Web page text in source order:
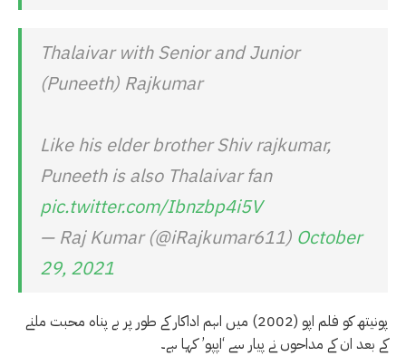
Thalaivar with Senior and Junior
(Puneeth) Rajkumar
Like his elder brother Shiv rajkumar,
Puneeth is also Thalaivar fan
pic.twitter.com/Ibnzbp4i5V
— Raj Kumar (@iRajkumar611) October
29, 2021
پونیتھ کو فلم اپو (2002) میں اہم اداکار کے طور پر بے پناہ محبت ملنے
کے بعد ان کے مداحوں نے پیار سے ‘اپپو’ کہا ہے۔